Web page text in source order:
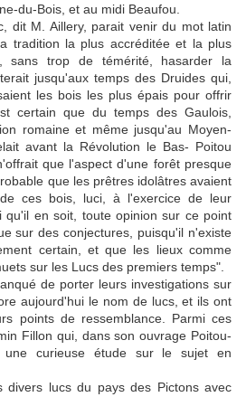
du-Bois, et au midi Beaufou.
dit M. Aillery, parait venir du mot latin
tradition la plus accréditée et la plus
sans trop de témérité, hasarder la
jusqu'aux temps des Druides qui,
les bois les plus épais pour offrir
certain que du temps des Gaulois,
romaine et même jusqu'au Moyen-
avant la Révolution le Bas- Poitou
que l'aspect d'une forêt presque
que les prêtres idolâtres avaient
ces bois, luci, à l'exercice de leur
qu'il en soit, toute opinion sur ce point
sur des conjectures, puisqu'il n'existe
certain, et que les lieux comme
sur les Lucs des premiers temps".
de porter leurs investigations sur
aujourd'hui le nom de lucs, et ils ont
points de ressemblance. Parmi ces
Fillon qui, dans son ouvrage Poitou-
une curieuse étude sur le sujet en
divers lucs du pays des Pictons avec